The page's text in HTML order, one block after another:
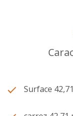
Surface